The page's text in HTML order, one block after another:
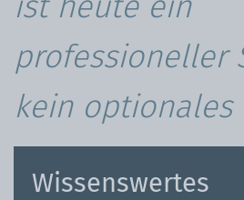
professioneller
kein optionales
Wissenswertes